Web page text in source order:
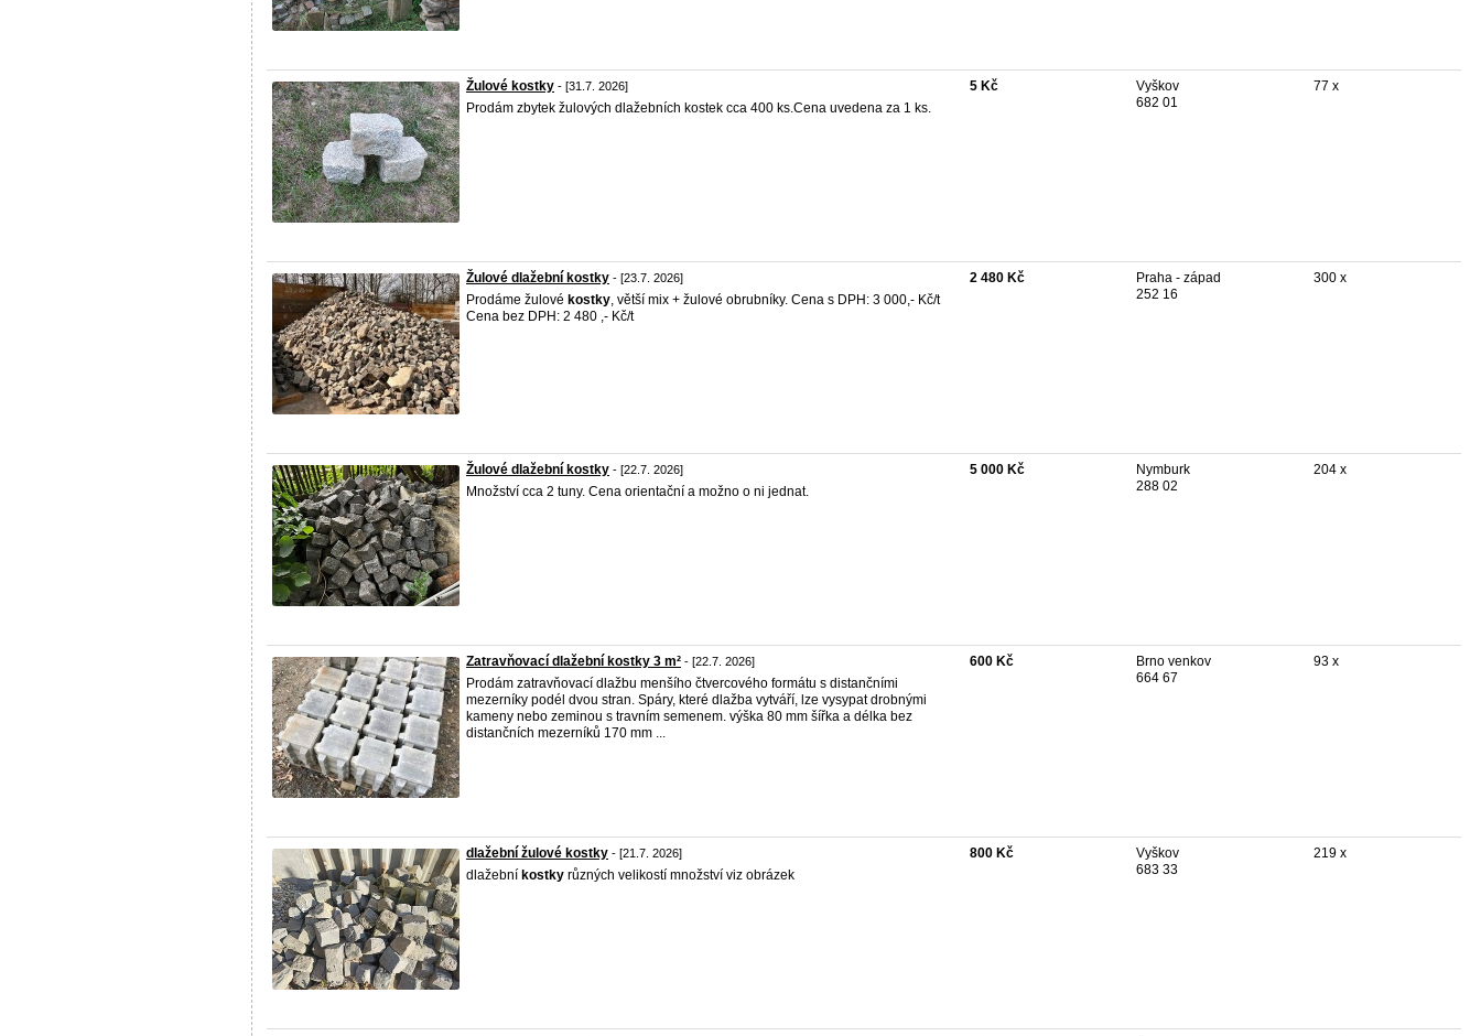
Žulové kostky - [31.7. 2026]
Prodám zbytek žulových dlažebních kostek cca 400 ks.Cena uvedena za 1 ks.
5 Kč
Vyškov
682 01
77 x
Žulové dlažební kostky - [23.7. 2026]
Prodáme žulové kostky, větší mix + žulové obrubníky. Cena s DPH: 3 000,- Kč/t
Cena bez DPH: 2 480 ,- Kč/t
2 480 Kč
Praha - západ
252 16
300 x
Žulové dlažební kostky - [22.7. 2026]
Množství cca 2 tuny. Cena orientační a možno o ni jednat.
5 000 Kč
Nymburk
288 02
204 x
Zatravňovací dlažební kostky 3 m² - [22.7. 2026]
Prodám zatravňovací dlažbu menšího čtvercového formátu s distančními
mezerníky podél dvou stran. Spáry, které dlažba vytváří, lze vysypat drobnými
kameny nebo zeminou s travním semenem. výška 80 mm šířka a délka bez
distančních mezerníků 170 mm ...
600 Kč
Brno venkov
664 67
93 x
dlažební žulové kostky - [21.7. 2026]
dlažební kostky různých velikostí množství viz obrázek
800 Kč
Vyškov
683 33
219 x